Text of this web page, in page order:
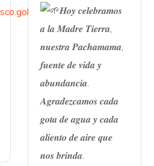
𝑯𝒐𝒚 𝒄𝒆𝒍𝒆𝒃𝒓𝒂𝒎𝒐𝒔
𝒂 𝒍𝒂 𝑴𝒂𝒅𝒓𝒆 𝑻𝒊𝒆𝒓𝒓𝒂,
𝒏𝒖𝒆𝒔𝒕𝒓𝒂 𝑷𝒂𝒄𝒉𝒂𝒎𝒂𝒎𝒂,
𝒇𝒖𝒆𝒏𝒕𝒆 𝒅𝒆 𝒗𝒊𝒅𝒂 𝒚
𝒂𝒃𝒖𝒏𝒅𝒂𝒏𝒄𝒊𝒂.
𝑨𝒈𝒓𝒂𝒅𝒆𝒛𝒄𝒂𝒎𝒐𝒔 𝒄𝒂𝒅𝒂
𝒈𝒐𝒕𝒂 𝒅𝒆 𝒂𝒈𝒖𝒂 𝒚 𝒄𝒂𝒅𝒂
𝒂𝒍𝒊𝒆𝒏𝒕𝒐 𝒅𝒆 𝒂𝒊𝒓𝒆 𝒒𝒖𝒆
𝒏𝒐𝒔 𝒃𝒓𝒊𝒏𝒅𝒂.